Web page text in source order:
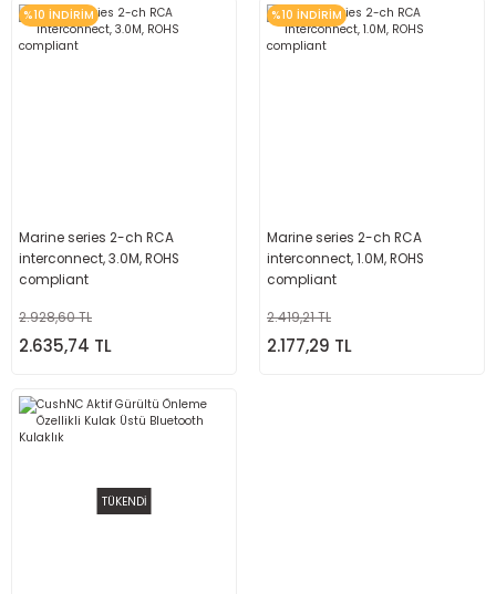
%10 İNDİRİM
Marine series 2-ch RCA
interconnect, 3.0M, ROHS
compliant
2.928,60 TL
2.635,74 TL
%10 İNDİRİM
Marine series 2-ch RCA
interconnect, 1.0M, ROHS
compliant
2.419,21 TL
2.177,29 TL
TÜKENDİ